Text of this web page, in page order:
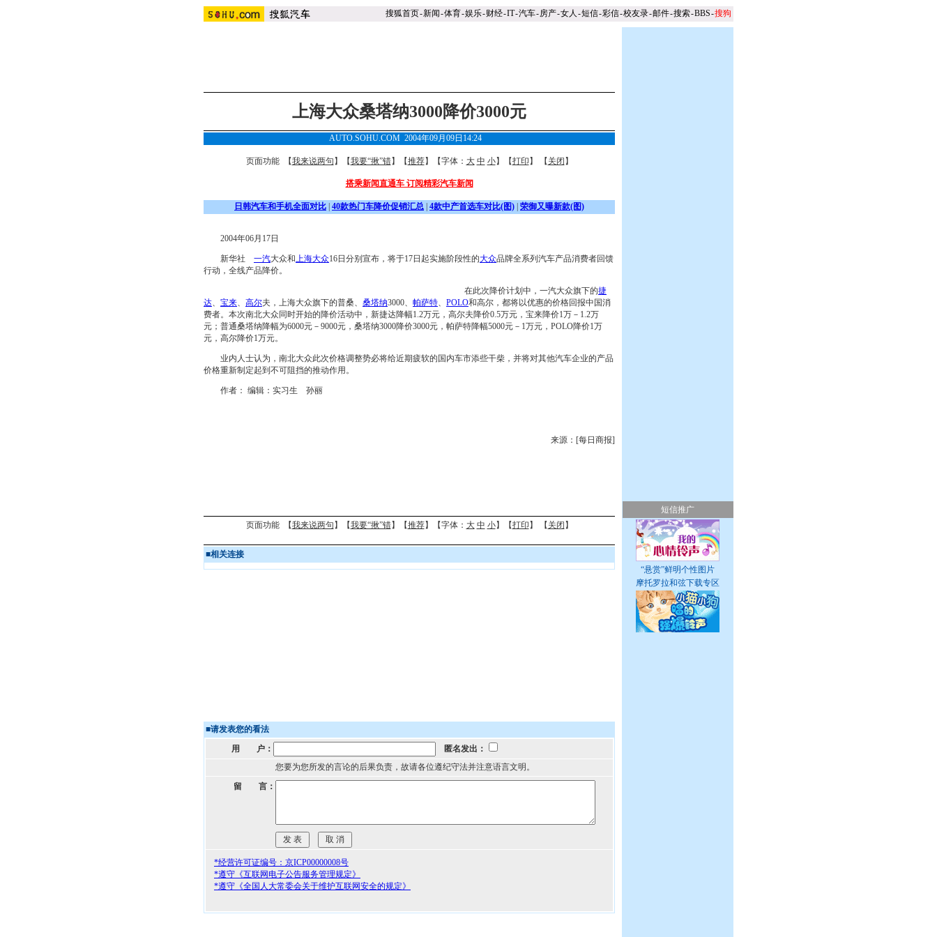
搜狐首页-新闻-体育-娱乐-财经-IT-汽车-房产-女人 -短信-彩信-校友录-邮件-搜索-BBS-搜狗
上海大众桑塔纳3000降价3000元
AUTO.SOHU.COM 2004年09月09日14:24
页面功能 【我来说两句 】【我要“揪”错】【推荐】【字体： 大 中 小】【打印 】 【 关闭 】
搭乘新闻直通车 订阅精彩汽车新闻
日韩汽车和手机全面对比 40款热门车降价促销汇总 4款中产首选车对比(图) 荣御又曝新款(图)
2004年06月17日
新华社 一汽大众和上海大众16日分别宣布，将于17日起实施阶段性的大众品牌全系列汽车产品消费者回馈
行动，全线产品降价。
在此次降价计划中，一汽大众旗下的捷
达、 宝来、 高尔夫，上海大众旗下的普桑、 桑塔纳3000、 帕萨特、 POLO和高尔，都将以优惠的价格回报中国消
费者。本次南北大众同时开始的降价活动中，新捷达降幅1.2万元，高尔夫降价0.5万元，宝来降价1万－1.2万
元；普通桑塔纳降幅为6000元－9000元，桑塔纳3000降价3000元，帕萨特降幅5000元－1万元，POLO降价1万
元，高尔降价1万元。
业内人士认为，南北大众此次价格调整势必将给近期疲软的国内车市添些干柴，并将对其他汽车企业的产品
价格重新制定起到不可阻挡的推动作用。
作者： 编辑：实习生 孙丽
来源：[每日商报]
页面功能 【我来说两句 】【我要“揪”错】【推荐】【字体： 大 中 小】【打印 】 【 关闭 】
■相关连接
■请发表您的看法
用 户：
匿名发出：
您要为您所发的言论的后果负责，故请各位遵纪守法并注意语言文明。
留 言：
*经营许可证编号：京ICP00000008号
*遵守《互联网电子公告服务管理规定》
*遵守《全国人大常委会关于维护互联网安全的规定》
短信推广
“悬赏”鲜明个性图片
摩托罗拉和弦下载专区